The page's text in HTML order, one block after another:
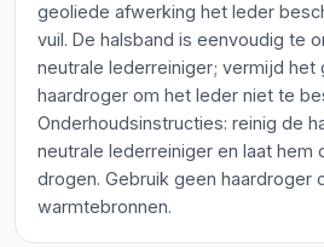
geoliede afwerking het leder
vuil. De halsband is eenvoudig te
neutrale lederreiniger; vermijd het
haardroger om het leder niet te
Onderhoudsinstructies: reinig de
neutrale lederreiniger en laat hem
drogen. Gebruik geen haardroger
warmtebronnen.